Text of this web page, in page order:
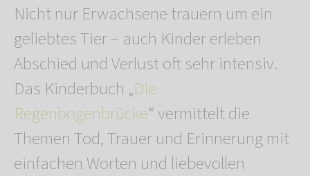
Nicht nur Erwachsene trauern um ein
geliebtes Tier – auch Kinder erleben
Abschied und Verlust oft sehr intensiv.
Das Kinderbuch „Die
Regenbogenbrücke“ vermittelt die
Themen Tod, Trauer und Erinnerung mit
einfachen Worten und liebevollen